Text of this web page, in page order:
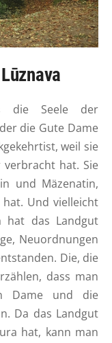
die Seele der
die Gute Dame
weil sie
verbracht hat. Sie
und Mäzenatin,
Und vielleicht
hat das Landgut
Neuordnungen
Die, die
dass man
Dame und die
Da das Landgut
hat, kann man